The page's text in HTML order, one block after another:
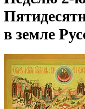
в земле